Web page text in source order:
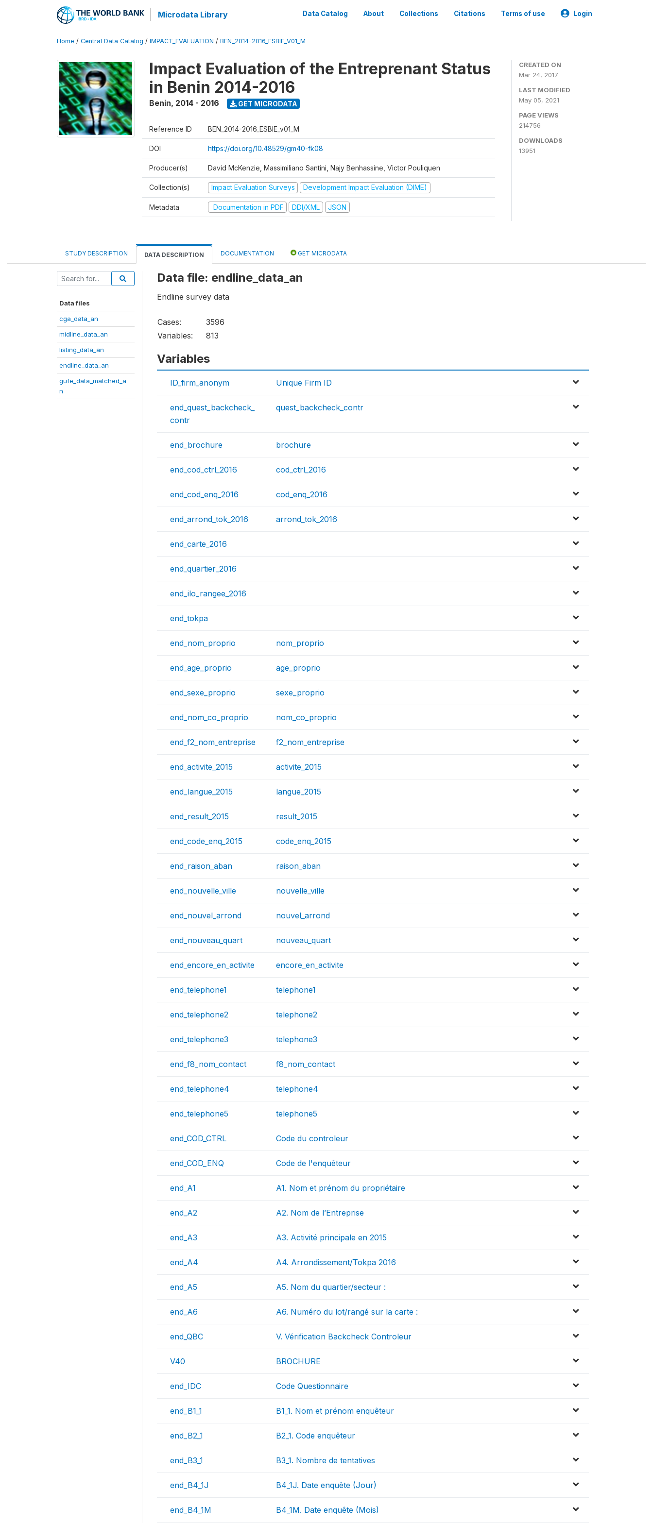
Microdata Library Data Catalog About Collections Citations Terms of use Login
Home / Central Data Catalog / IMPACT_EVALUATION / BEN_2014-2016_ESBIE_V01_M
Impact Evaluation of the Entreprenant Status
in Benin 2014-2016
Benin, 2014 - 2016 GET MICRODATA
Reference ID BEN_2014-2016_ESBIE_v01_M
DOI https://doi.org/10.48529/gm40-fk08
Producer(s) David McKenzie, Massimiliano Santini, Najy Benhassine, Victor Pouliquen
Collection(s) Impact Evaluation Surveys Development Impact Evaluation (DIME)
Metadata Documentation in PDF DDI/XML JSON
CREATED ON
Mar 24, 2017
LAST MODIFIED
May 05, 2021
PAGE VIEWS
214756
DOWNLOADS
13951
STUDY DESCRIPTION DATA DESCRIPTION DOCUMENTATION GET MICRODATA
Data files
cga_data_an
midline_data_an
listing_data_an
endline_data_an
gufe_data_matched_a
n
Data file: endline_data_an
Endline survey data
Cases:
3596
Variables:
813
Variables
ID_firm_anonym Unique Firm ID
end_quest_backcheck_
contr
quest_backcheck_contr
end_brochure brochure
end_cod_ctrl_2016 cod_ctrl_2016
end_cod_enq_2016 cod_enq_2016
end_arrond_tok_2016 arrond_tok_2016
end_carte_2016
end_quartier_2016
end_ilo_rangee_2016
end_tokpa
end_nom_proprio nom_proprio
end_age_proprio age_proprio
end_sexe_proprio sexe_proprio
end_nom_co_proprio nom_co_proprio
end_f2_nom_entreprise f2_nom_entreprise
end_activite_2015 activite_2015
end_langue_2015 langue_2015
end_result_2015 result_2015
end_code_enq_2015 code_enq_2015
end_raison_aban raison_aban
end_nouvelle_ville nouvelle_ville
end_nouvel_arrond nouvel_arrond
end_nouveau_quart nouveau_quart
end_encore_en_activite encore_en_activite
end_telephone1 telephone1
end_telephone2 telephone2
end_telephone3 telephone3
end_f8_nom_contact f8_nom_contact
end_telephone4 telephone4
end_telephone5 telephone5
end_COD_CTRL Code du controleur
end_COD_ENQ Code de l'enquêteur
end_A1 A1. Nom et prénom du propriétaire
end_A2 A2. Nom de l’Entreprise
end_A3 A3. Activité principale en 2015
end_A4 A4. Arrondissement/Tokpa 2016
end_A5 A5. Nom du quartier/secteur :
end_A6 A6. Numéro du lot/rangé sur la carte :
end_QBC V. Vérification Backcheck Controleur
V40 BROCHURE
end_IDC Code Questionnaire
end_B1_1 B1_1. Nom et prénom enquêteur
end_B2_1 B2_1. Code enquêteur
end_B3_1 B3_1. Nombre de tentatives
end_B4_1J B4_1J. Date enquête (Jour)
end_B4_1M B4_1M. Date enquête (Mois)